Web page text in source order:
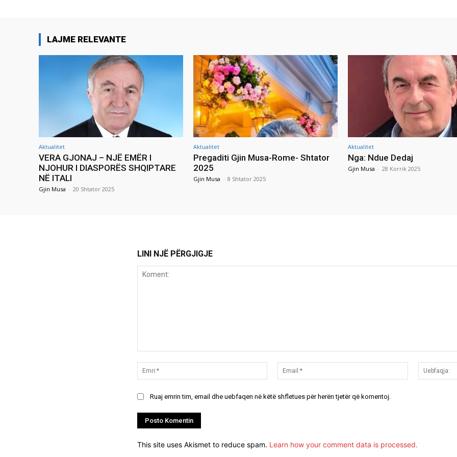
LAJME RELEVANTE
Aktualitet
VERA GJONAJ – NJË EMËR I
NJOHUR I DIASPORËS SHQIPTARE
NË ITALI
Gjin Musa - 20 Shtator 2025
Aktualitet
Pregaditi Gjin Musa-Rome- Shtator
2025
Gjin Musa - 8 Shtator 2025
Aktualitet
Nga: Ndue Dedaj
Gjin Musa - 28 Korrik 2025
LINI NJË PËRGJIGJE
Emri:*
Email:*
Ruaj emrin tim, email dhe uebfaqen në këtë shfletues për herën tjetër që komentoj.
This site uses Akismet to reduce spam. Learn how your comment data is processed.